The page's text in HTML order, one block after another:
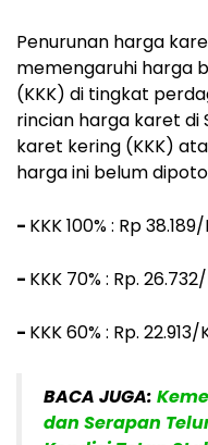
Penurunan harga
memengaruhi harga
(KKK) di tingkat
rincian harga karet di
karet kering (KKK)
harga ini belum
- KKK 100% : Rp
- KKK 70% : Rp.
- KKK 60% : Rp. 22.913/
BACA JUGA:
dan Serapan